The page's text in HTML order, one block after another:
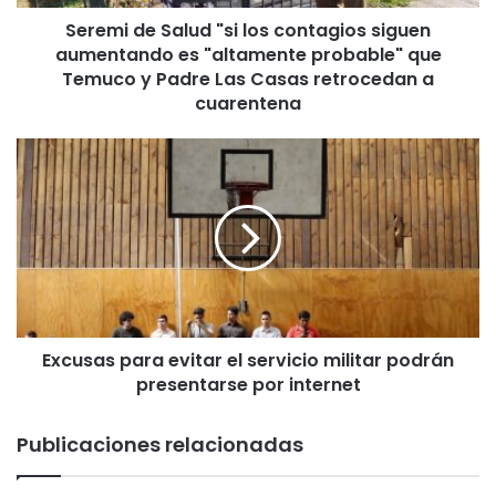
S
s
i
l
o
s
c
s
Seremi de Salud "si los contagios siguen
aumentando es "altamente probable" que
Temuco y Padre Las Casas retrocedan a
cuarentena
E
x
c
s
a
a
i
t
Excusas para evitar el servicio militar podrán
presentarse por internet
Publicaciones relacionadas